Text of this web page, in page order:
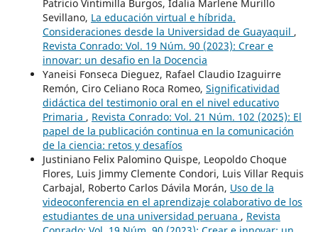
Patricio Vintimilla Burgos, Idalia Marlene Murillo
Sevillano, La educación virtual e híbrida.
Consideraciones desde la Universidad de Guayaquil ,
Revista Conrado: Vol. 19 Núm. 90 (2023): Crear e
innovar: un desafio en la Docencia
Yaneisi Fonseca Dieguez, Rafael Claudio Izaguirre
Remón, Ciro Celiano Roca Romeo, Significatividad
didáctica del testimonio oral en el nivel educativo
Primaria , Revista Conrado: Vol. 21 Núm. 102 (2025): El
papel de la publicación continua en la comunicación
de la ciencia: retos y desafíos
Justiniano Felix Palomino Quispe, Leopoldo Choque
Flores, Luis Jimmy Clemente Condori, Luis Villar Requis
Carbajal, Roberto Carlos Dávila Morán, Uso de la
videoconferencia en el aprendizaje colaborativo de los
estudiantes de una universidad peruana , Revista